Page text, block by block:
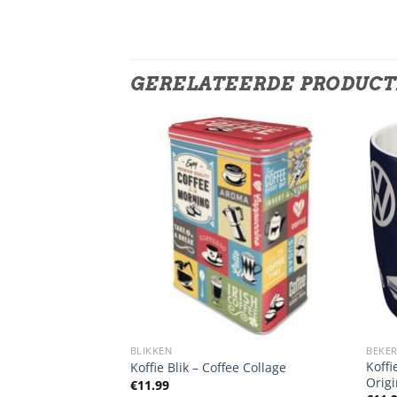
GERELATEERDE
BLIKKEN
Koffie Blik – Coffee Collage
€11.99